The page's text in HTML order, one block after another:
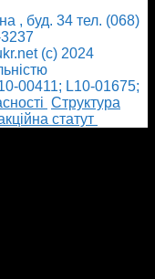
, буд. 34 тел. (068)
(с) 2024
00411; L10-01675;
Cтруктура
статут